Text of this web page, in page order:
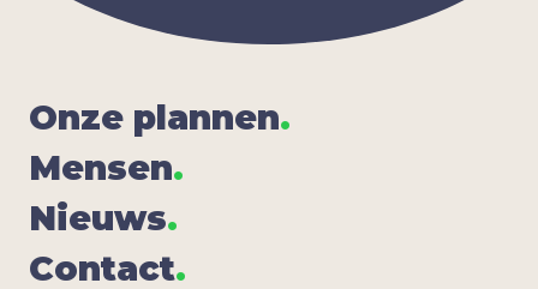
Onze plan­nen.
Men­sen.
Nieuws.
Con­tact.